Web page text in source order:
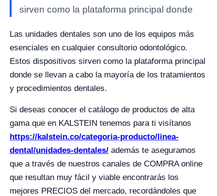
sirven como la plataforma principal donde
Las unidades dentales son uno de los equipos más
esenciales en cualquier consultorio odontológico.
Estos dispositivos sirven como la plataforma principal
donde se llevan a cabo la mayoría de los tratamientos
y procedimientos dentales.
Si deseas conocer el catálogo de productos de alta
gama que en KALSTEIN tenemos para ti visítanos
https://kalstein.co/categoria-producto/linea-
dental/unidades-dentales/ además te aseguramos
que a través de nuestros canales de COMPRA online
que resultan muy fácil y viable encontrarás los
mejores PRECIOS del mercado, recordándoles que